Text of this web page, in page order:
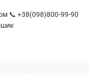
📞 +38(098)800-99-90